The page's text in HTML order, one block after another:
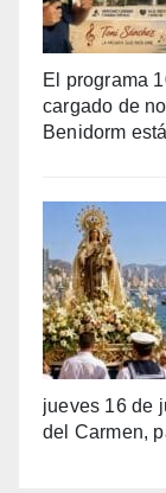
El programa
cargado de
Benidorm
jueves 16 de
del Carmen,